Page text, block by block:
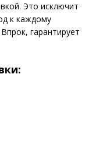
Это исключит
к каждому
гарантирует